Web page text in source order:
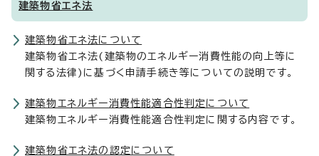
建築物省エネ法
建築物省エネ法について
建築物省エネ法(建築物のエネルギー消費性能の向上等に
関する法律)に基づく申請手続き等についての説明です。
建築物エネルギー消費性能適合性判定について
建築物エネルギー消費性能適合性判定に関する内容です。
建築物省エネ法の認定について